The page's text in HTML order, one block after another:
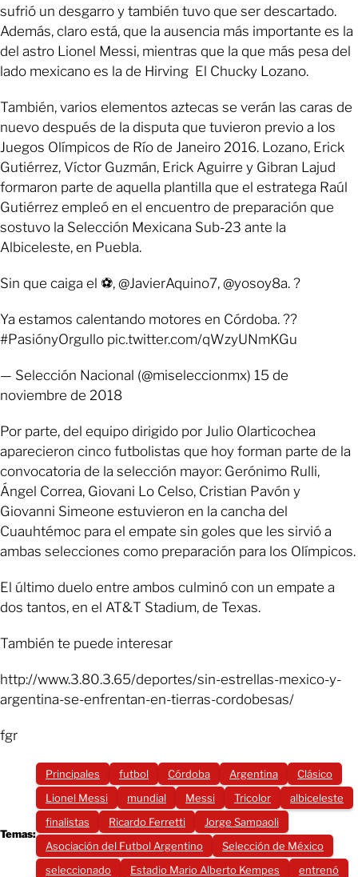
sufrió un desgarro y también tuvo que ser descartado.
Además, claro está, que la ausencia más importante es la
del astro Lionel Messi, mientras que la que más pesa del
lado mexicano es la de Hirving El Chucky Lozano.
También, varios elementos aztecas se verán las caras de
nuevo después de la disputa que tuvieron previo a los
Juegos Olímpicos de Río de Janeiro 2016. Lozano, Erick
Gutiérrez, Víctor Guzmán, Erick Aguirre y Gibran Lajud
formaron parte de aquella plantilla que el estratega Raúl
Gutiérrez empleó en el encuentro de preparación que
sostuvo la Selección Mexicana Sub-23 ante la
Albiceleste, en Puebla.
Sin que caiga el ⚽️, @JavierAquino7, @yosoy8a. ?
Ya estamos calentando motores en Córdoba. ??
#PasiónyOrgullo pic.twitter.com/qWzyUNmKGu
— Selección Nacional (@miseleccionmx) 15 de
noviembre de 2018
Por parte, del equipo dirigido por Julio Olarticochea
aparecieron cinco futbolistas que hoy forman parte de la
convocatoria de la selección mayor: Gerónimo Rulli,
Ángel Correa, Giovani Lo Celso, Cristian Pavón y
Giovanni Simeone estuvieron en la cancha del
Cuauhtémoc para el empate sin goles que les sirvió a
ambas selecciones como preparación para los Olímpicos.
El último duelo entre ambos culminó con un empate a
dos tantos, en el AT&T Stadium, de Texas.
También te puede interesar
http://www.3.80.3.65/deportes/sin-estrellas-mexico-y-
argentina-se-enfrentan-en-tierras-cordobesas/
fgr
Temas:
Principales futbol Córdoba Argentina
Clásico
Lionel Messi
mundial Messi Tricolor
albiceleste
finalistas
Ricardo Ferretti
Jorge Sampaoli
Asociación del Futbol Argentino
Selección de México
seleccionado
Estadio Mario Alberto Kempes
entrenó